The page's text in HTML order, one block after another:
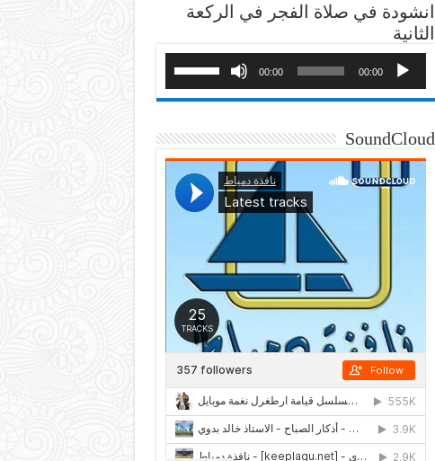
انشودة في صلاة الفجر في الركعة
الثانية
00:00
00:00
SoundCloud